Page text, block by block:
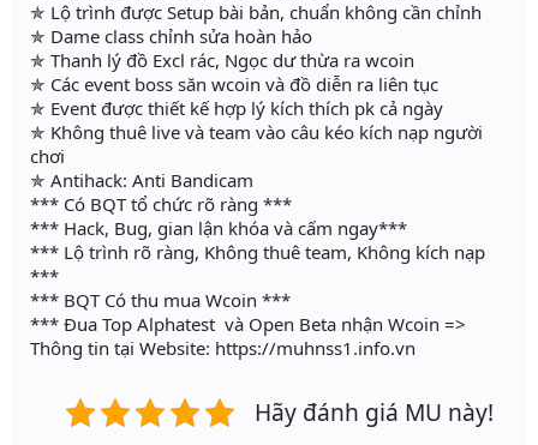
✯ Lộ trình được Setup bài bản, chuẩn không cần chỉnh
✯ Dame class chỉnh sửa hoàn hảo
✯ Thanh lý đồ Excl rác, Ngọc dư thừa ra wcoin
✯ Các event boss săn wcoin và đồ diễn ra liên tục
✯ Event được thiết kế hợp lý kích thích pk cả ngày
✯ Không thuê live và team vào câu kéo kích nạp người
chơi
✯ Antihack: Anti Bandicam
*** Có BQT tổ chức rõ ràng ***
*** Hack, Bug, gian lận khóa và cấm ngay***
*** Lộ trình rõ ràng, Không thuê team, Không kích nạp
***
*** BQT Có thu mua Wcoin ***
*** Đua Top Alphatest và Open Beta nhận Wcoin =>
Thông tin tại Website: https://muhnss1.info.vn
Hãy đánh giá MU này!